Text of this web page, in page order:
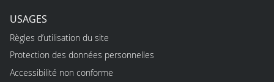
USAGES
Règles d’utilisation du site
Protection des données personnelles
Accessibilité non conforme